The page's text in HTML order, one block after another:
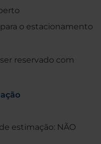
o estacionamento
reservado com
estimação: NÃO